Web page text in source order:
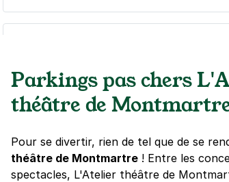
4,3(1373 avis)
5 €/heure,41 €/jour,114 €/semaine(tarifs
Parkings pas chers
théâtre de
Pour se divertir, rien de tel que de se
théâtre de Montmartre ! Entre les
spectacles, L'Atelier théâtre de